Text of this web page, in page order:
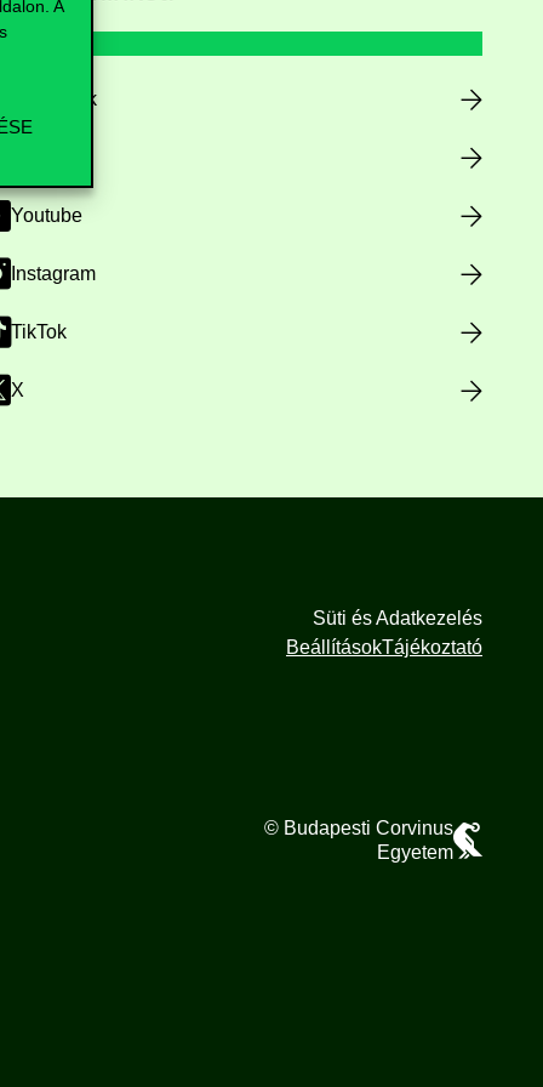
A
Facebook
Youtube
Instagram
TikTok
X
Süti és Adatkezelés
BeállításokTájékoztató
© Budapesti Corvinus
Egyetem